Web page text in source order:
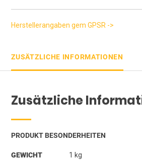
Herstellerangaben gem GPSR ->
ZUSÄTZLICHE INFORMATIONEN
Zusätzliche
PRODUKT BESONDERHEITEN
GEWICHT 1 kg